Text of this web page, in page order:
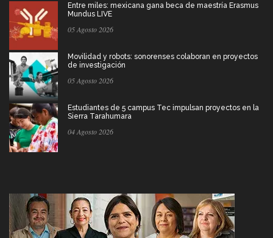
Entre miles: mexicana gana beca de maestría Erasmus
Mundus LIVE
05 Agosto 2026
Movilidad y robots: sonorenses colaboran en proyectos
de investigación
05 Agosto 2026
Estudiantes de 5 campus Tec impulsan proyectos en la
Sierra Tarahumara
04 Agosto 2026